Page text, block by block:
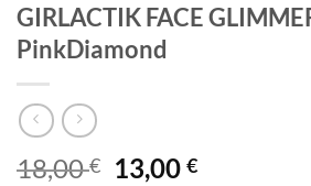
GIRLACTIK FACE
PinkDiamond
18,00€
Original
13,00€Η